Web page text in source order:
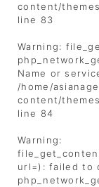
content/
line 83
Warning:
Name or
/home/
content/
line 84
Warning:
url=): failed to